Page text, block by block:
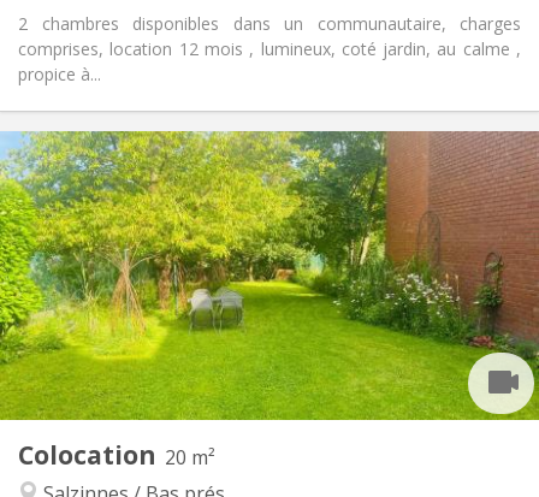
2 chambres disponibles dans un communautaire, charges
comprises, location 12 mois , lumineux, coté jardin, au calme ,
propice à...
Colocation 20 m²
Infos Pratiques
Loyer:
485 €
Charges:
85 €
Durée:
12 mois, 11 mois, 10 mois, 5-6 mois, 3-4 mois,
vacances d'été, au mois
Domiciliation:
Non
Aménagement
Salle de bain:
Privée
Cuisine:
Commune
Superficie:
20 m
2